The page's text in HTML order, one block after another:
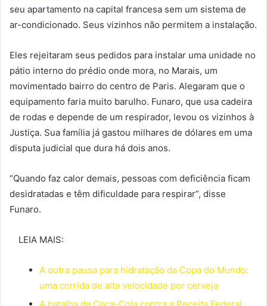
seu apartamento na capital francesa sem um sistema de
ar-condicionado. Seus vizinhos não permitem a instalação.
Eles rejeitaram seus pedidos para instalar uma unidade no
pátio interno do prédio onde mora, no Marais, um
movimentado bairro do centro de Paris. Alegaram que o
equipamento faria muito barulho. Funaro, que usa cadeira
de rodas e depende de um respirador, levou os vizinhos à
Justiça. Sua família já gastou milhares de dólares em uma
disputa judicial que dura há dois anos.
“Quando faz calor demais, pessoas com deficiência ficam
desidratadas e têm dificuldade para respirar”, disse
Funaro.
LEIA MAIS:
A outra pausa para hidratação da Copa do Mundo:
uma corrida de alta velocidade por cerveja